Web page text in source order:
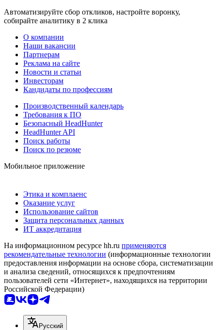
Автоматизируйте сбор откликов, настройте воронку,
собирайте аналитику в 2 клика
О компании
Наши вакансии
Партнерам
Реклама на сайте
Новости и статьи
Инвесторам
Кандидаты по профессиям
Производственный календарь
Требования к ПО
Безопасный HeadHunter
HeadHunter API
Поиск работы
Поиск по резюме
Мобильное приложение
Этика и комплаенс
Оказание услуг
Использование сайтов
Защита персональных данных
ИТ аккредитация
На информационном ресурсе hh.ru применяются
рекомендательные технологии (информационные технологии
предоставления информации на основе сбора, систематизации
и анализа сведений, относящихся к предпочтениям
пользователей сети «Интернет», находящихся на территории
Российской Федерации)
Русский